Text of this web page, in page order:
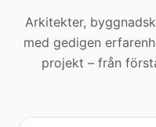
Arkitekter,
med gedigen
projekt – från